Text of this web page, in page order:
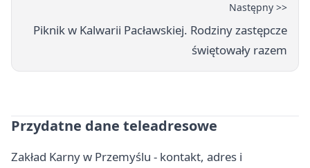
Następny >>
Piknik w Kalwarii Pacławskiej. Rodziny zastępcze
świętowały razem
Przydatne dane teleadresowe
Zakład Karny w Przemyślu - kontakt, adres i